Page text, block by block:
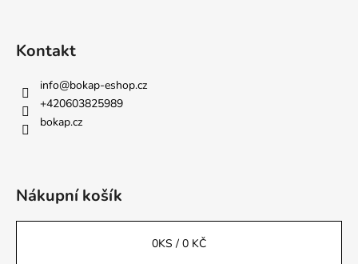
Kontakt
info@bokap-eshop.cz
+420603825989
bokap.cz
Nákupní košík
0KS / 0 KČ